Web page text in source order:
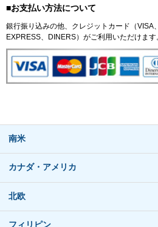
■お支払い方法について
銀行振り込みの他、クレジットカード（VISA
EXPRESS、DINERS）がご利用いただけます
南米
カナダ・アメリカ
北欧
フィリピン